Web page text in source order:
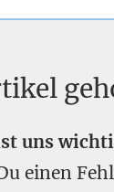
uns
einen